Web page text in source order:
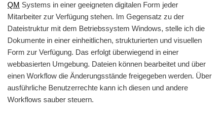
QM Systems in einer geeigneten digitalen Form jeder
Mitarbeiter zur Verfügung stehen. Im Gegensatz zu der
Dateistruktur mit dem Betriebssystem Windows, stelle ich die
Dokumente in einer einheitlichen, strukturierten und visuellen
Form zur Verfügung. Das erfolgt überwiegend in einer
webbasierten Umgebung. Dateien können bearbeitet und über
einen Workflow die Änderungsstände freigegeben werden. Über
ausführliche Benutzerrechte kann ich diesen und andere
Workflows sauber steuern.